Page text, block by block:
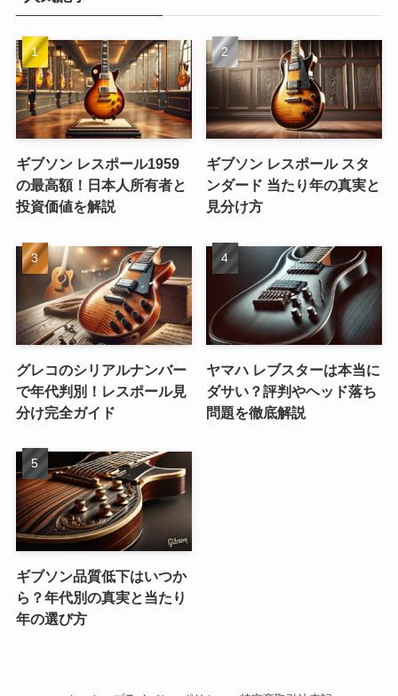
ギブソン レスポール1959
の最高額！日本人所有者と
投資価値を解説
ギブソン レスポール スタ
ンダード 当たり年の真実と
見分け方
グレコのシリアルナンバー
で年代判別！レスポール見
分け完全ガイド
ヤマハ レブスターは本当に
ダサい？評判やヘッド落ち
問題を徹底解説
ギブソン品質低下はいつか
ら？年代別の真実と当たり
年の選び方